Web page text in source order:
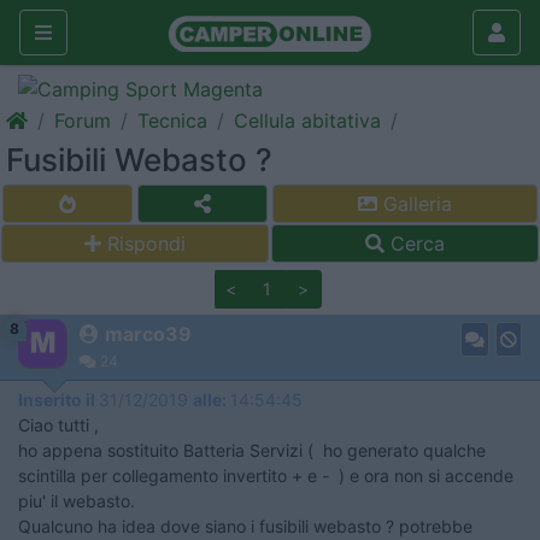
Forum Tecnica Cellula abitativa
Fusibili Webasto ?
Galleria
Rispondi
Cerca
< 1 >
8 marco39
24
Inserito il 31/12/2019 alle: 14:54:45
Ciao tutti ,
ho appena sostituito Batteria Servizi ( ho generato qualche
scintilla per collegamento invertito + e - ) e ora non si accende
piu' il webasto.
Qualcuno ha idea dove siano i fusibili webasto ? potrebbe